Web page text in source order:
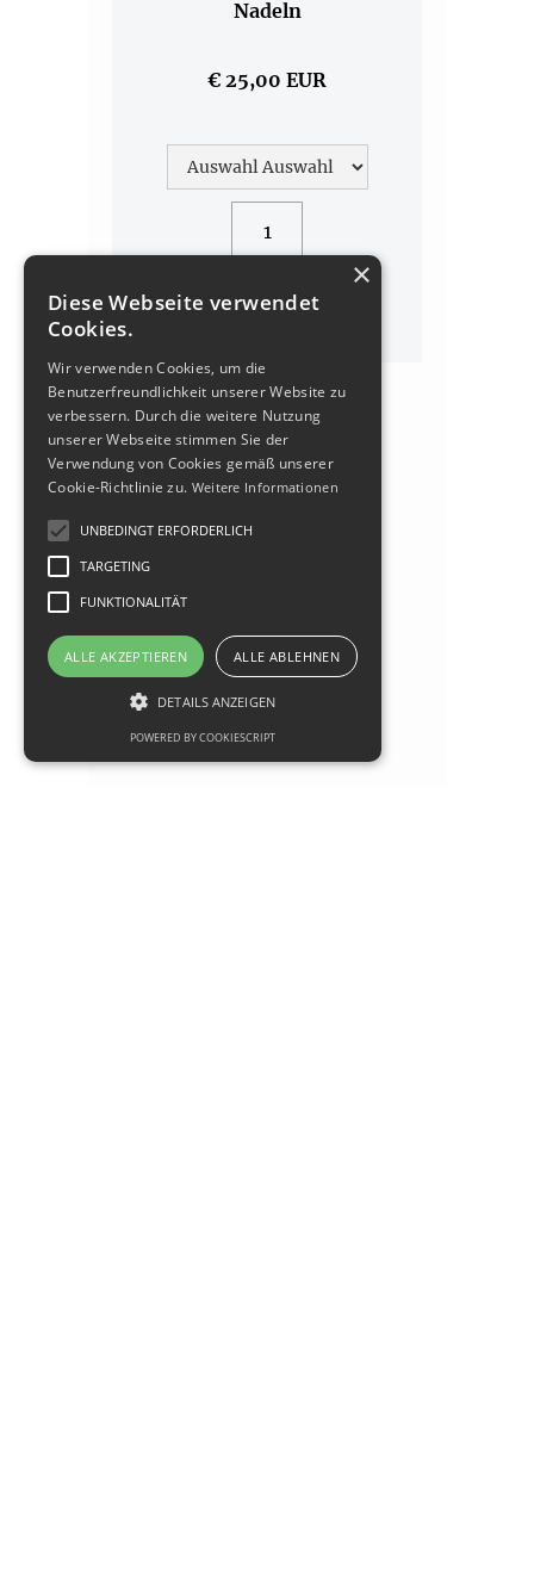
Nadeln
€ 25,00 EUR
×
Diese Webseite verwendet
Cookies.
Wir verwenden Cookies, um die
Benutzerfreundlichkeit unserer Website zu
verbessern. Durch die weitere Nutzung
unserer Webseite stimmen Sie der
Verwendung von Cookies gemäß unserer
Cookie-Richtlinie zu. Weitere Informationen
UNBEDINGT ERFORDERLICH
TARGETING
FUNKTIONALITÄT
ALLE AKZEPTIEREN ALLE ABLEHNEN
DETAILS ANZEIGEN
POWERED BY COOKIESCRIPT